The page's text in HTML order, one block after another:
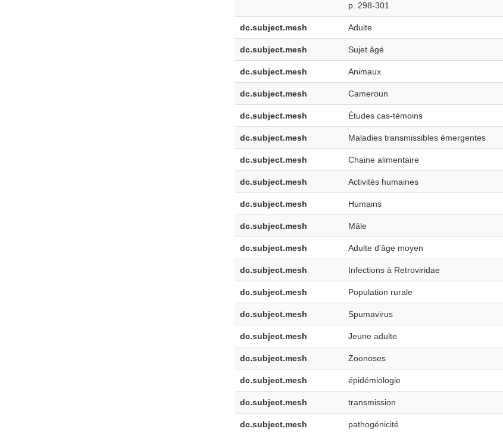
p. 298-301
dc.subject.mesh Adulte
dc.subject.mesh Sujet âgé
dc.subject.mesh Animaux
dc.subject.mesh Cameroun
dc.subject.mesh Études cas-témoins
dc.subject.mesh Maladies transmissibles émergentes
dc.subject.mesh Chaine alimentaire
dc.subject.mesh Activités humaines
dc.subject.mesh Humains
dc.subject.mesh Mâle
dc.subject.mesh Adulte d'âge moyen
dc.subject.mesh Infections à Retroviridae
dc.subject.mesh Population rurale
dc.subject.mesh Spumavirus
dc.subject.mesh Jeune adulte
dc.subject.mesh Zoonoses
dc.subject.mesh épidémiologie
dc.subject.mesh transmission
dc.subject.mesh pathogénicité